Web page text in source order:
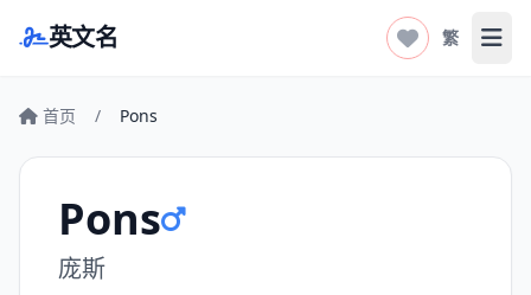
英文名 繁 打
首页 / Pons
Pons
庞斯